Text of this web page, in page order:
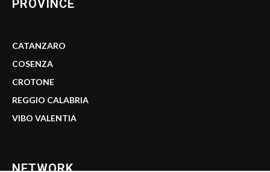
PROVINCE
CATANZARO
COSENZA
CROTONE
REGGIO CALABRIA
VIBO VALENTIA
NETWORK